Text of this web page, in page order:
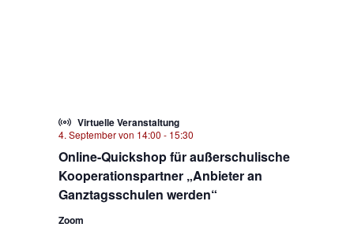
Online-Quickshop für außerschulische
Kooperationspartner „Anbieter an
Ganztagsschulen werden“
4. September von 14:00 - 15:30
Zoom
Virtuelle Veranstaltung